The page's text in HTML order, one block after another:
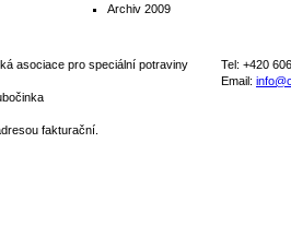
Archiv 2009
asociace pro speciální potraviny
fakturační.
Tel: +420
Email: